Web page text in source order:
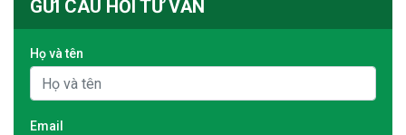
GỬI CÂU HỎI TƯ VẤN
Họ và tên
Email